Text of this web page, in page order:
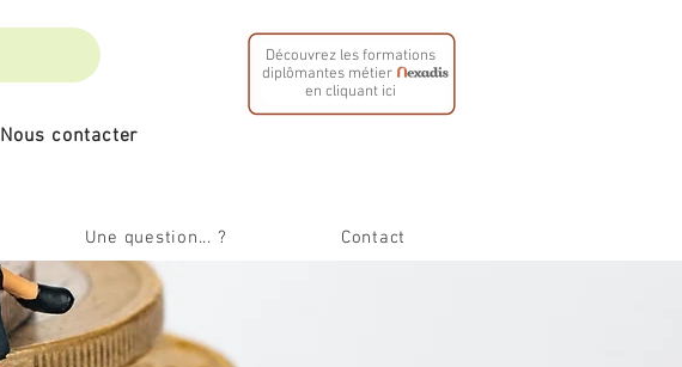
Nous contacter
Découvrez les formations
diplômantes métier
en cliquant ici
Une question... ? Contact